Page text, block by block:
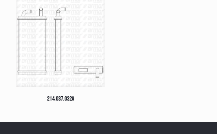
214.037.032A